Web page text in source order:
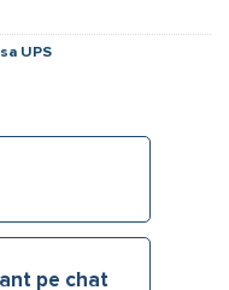
UPS
pe chat